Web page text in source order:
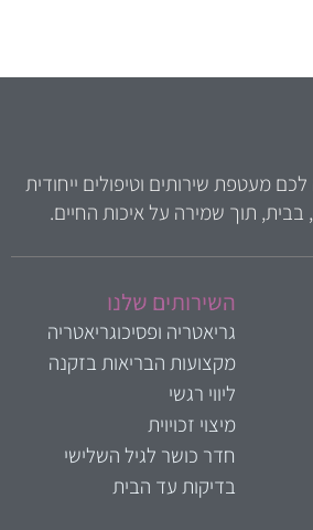
מעטפת שירותים וטיפולים ייחודית
תוך שמירה על איכות החיים.
השירותים שלנו
גריאטריה ופסיכוגריאטריה
מקצועות הבריאות בזקנה
ליווי רגשי
מיצוי זכויוית
חדר כושר לגיל השלישי
בדיקות עד הבית